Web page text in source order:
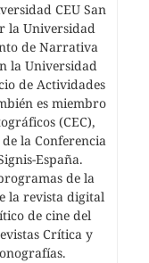
CEU San
la Universidad
de Narrativa
la Universidad
de Actividades
es miembro
(CEC),
la Conferencia
España.
de la
la revista digital
de cine del
Crítica y